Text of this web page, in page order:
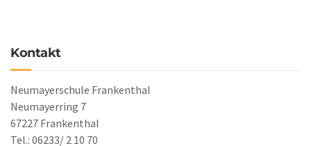
Kontakt
Neumayerschule Frankenthal
Neumayerring 7
67227 Frankenthal
Tel.: 06233/ 2 10 70